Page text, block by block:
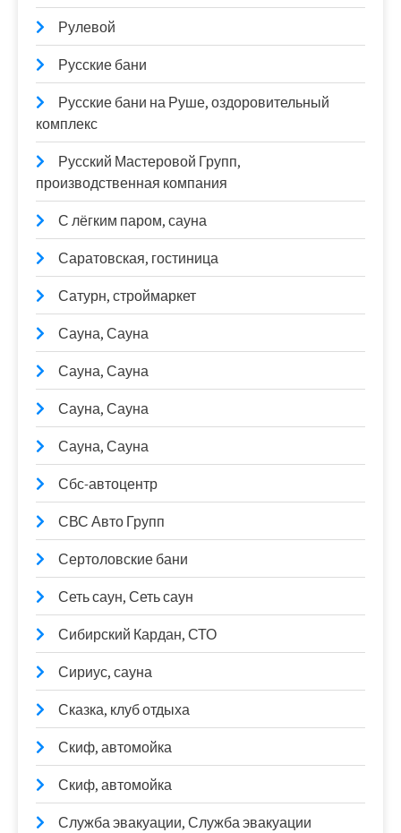
Рулевой
Русские бани
Русские бани на Руше, оздоровительный
комплекс
Русский Мастеровой Групп,
производственная компания
С лёгким паром, сауна
Саратовская, гостиница
Сатурн, строймаркет
Сауна, Сауна
Сауна, Сауна
Сауна, Сауна
Сауна, Сауна
Сбс-автоцентр
СВС Авто Групп
Сертоловские бани
Сеть саун, Сеть саун
Сибирский Кардан, СТО
Сириус, сауна
Сказка, клуб отдыха
Скиф, автомойка
Скиф, автомойка
Служба эвакуации, Служба эвакуации